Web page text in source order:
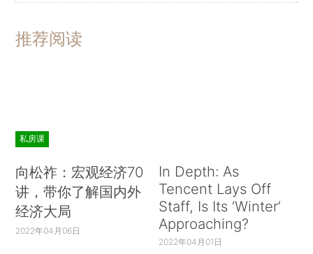
推荐阅读
私房课
向松祚：宏观经济70
讲，带你了解国内外
经济大局
2022年04月06日
In Depth: As
Tencent Lays Off
Staff, Is Its ‘Winter’
Approaching?
2022年04月01日